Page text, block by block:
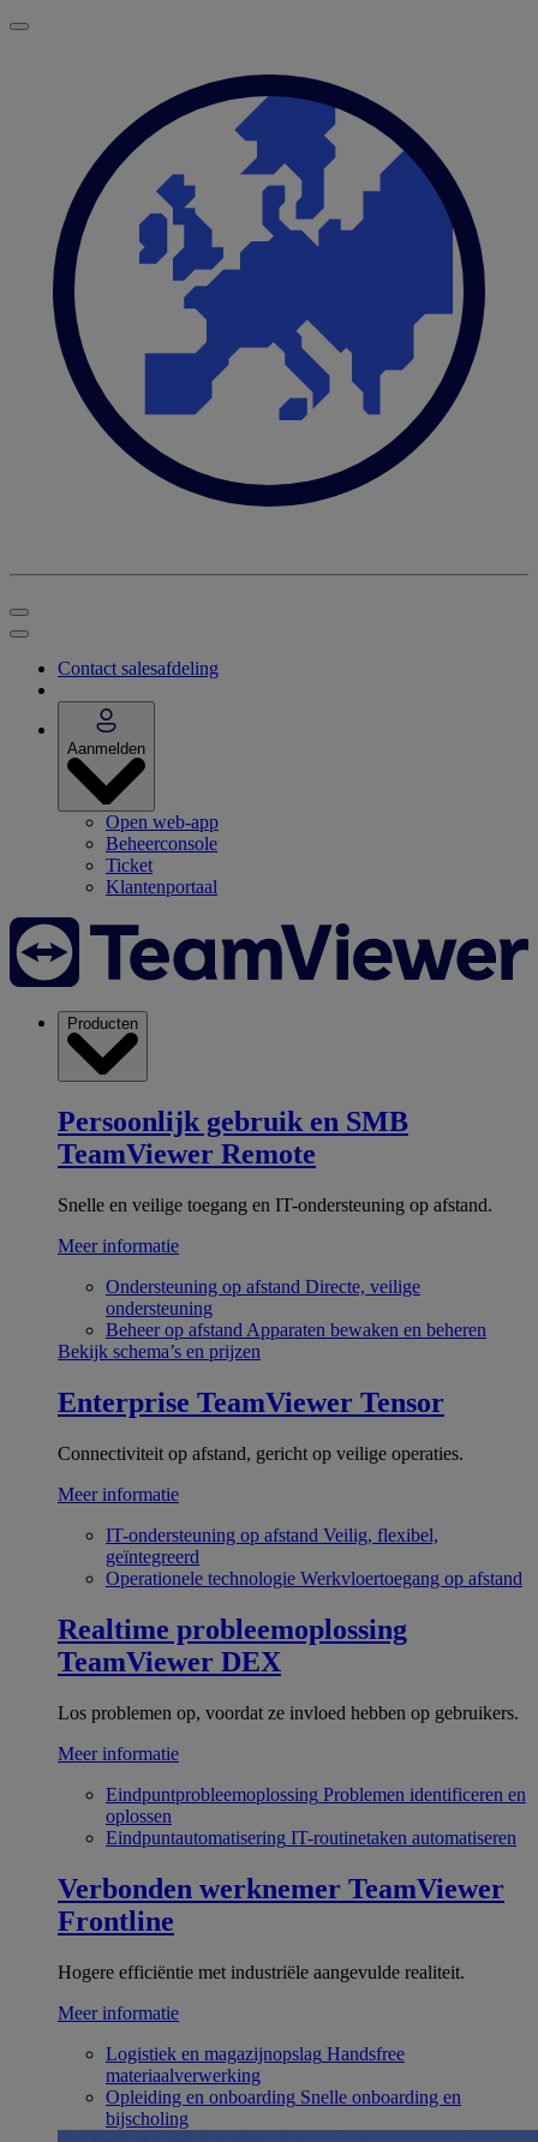
Contact salesafdeling
Aanmelden
Open web-app
Beheerconsole
Ticket
Klantenportaal
Producten
Persoonlijk gebruik en SMB
TeamViewer Remote
Snelle en veilige toegang en IT-ondersteuning op afstand.
Meer informatie
Ondersteuning op afstand Directe, veilige
ondersteuning
Beheer op afstand Apparaten bewaken en beheren
Bekijk schema’s en prijzen
Enterprise TeamViewer Tensor
Connectiviteit op afstand, gericht op veilige operaties.
Meer informatie
IT-ondersteuning op afstand Veilig, flexibel,
geïntegreerd
Operationele technologie Werkvloertoegang op afstand
Realtime probleemoplossing
TeamViewer DEX
Los problemen op, voordat ze invloed hebben op gebruikers.
Meer informatie
Eindpuntprobleemoplossing Problemen identificeren en
oplossen
Eindpuntautomatisering IT-routinetaken automatiseren
Verbonden werknemer TeamViewer
Frontline
Hogere efficiëntie met industriële aangevulde realiteit.
Meer informatie
Logistiek en magazijnopslag Handsfree
materiaalverwerking
Opleiding en onboarding Snelle onboarding en
bijscholing